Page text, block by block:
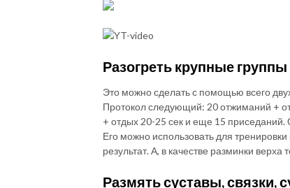
Разогреть крупные
Это можно сделать с помощью всего
Протокол следующий: 20 отжиманий +
+ отдых 20-25 сек и еще 15
Его можно использовать для
результат. А, в качестве разминки верха
Размять суставы, связки,